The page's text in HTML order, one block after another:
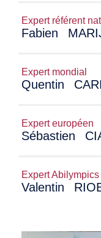
Expert référent
Fabien
Expert mondial
Quentin
Expert européen
Sébastien
Expert Abilympics
Valentin